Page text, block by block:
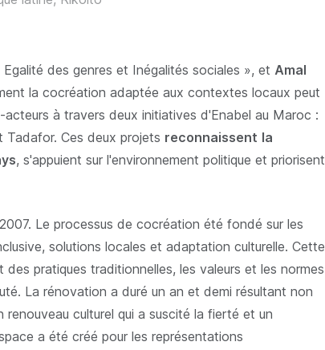
des genres et Inégalités sociales », et Amal
la cocréation adaptée aux contextes locaux peut
à travers deux initiatives d'Enabel au Maroc :
Tadafor. Ces deux projets reconnaissent la
, s'appuient sur l'environnement politique et priorisent
Le processus de cocréation été fondé sur les
solutions locales et adaptation culturelle. Cette
pratiques traditionnelles, les valeurs et les normes
La rénovation a duré un an et demi résultant non
culturel qui a suscité la fierté et un
a été créé pour les représentations